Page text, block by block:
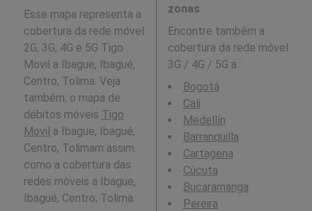
Esse mapa representa a
cobertura da rede móvel
2G, 3G, 4G e 5G Tigo
Movil a Ibague, Ibagué,
Centro, Tolima. Veja
também: o mapa de
débitos móveis Tigo
Movil a Ibague, Ibagué,
Centro, Tolimam assim
como a cobertura das
redes móveis a Ibague,
Ibagué, Centro, Tolima.
zonas
Encontre também a
cobertura da rede móvel
3G / 4G / 5G a :
Bogotá
Cali
Medellín
Barranquilla
Cartagena
Cúcuta
Bucaramanga
Pereira